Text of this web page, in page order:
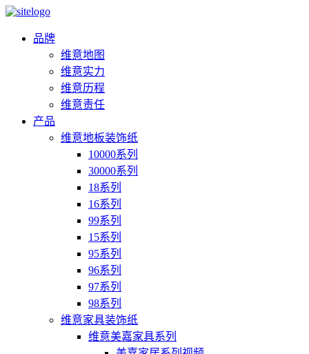
品牌
维意地图
维意实力
维意历程
维意责任
产品
维意地板装饰纸
10000系列
30000系列
18系列
16系列
99系列
15系列
95系列
96系列
97系列
98系列
维意家具装饰纸
维意美嘉家具系列